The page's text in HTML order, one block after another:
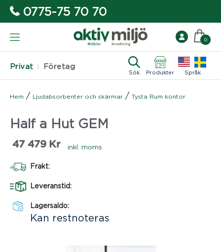
0775-75 70 70
Privat Företag
Sök Produkter Språk
0
Hem / Ljudabsorbenter och skärmar / Tysta Rum kontor
Half a Hut GEM
47 479 Kr inkl. moms
Frakt:
Leveranstid:
Lagersaldo:
Kan restnoteras